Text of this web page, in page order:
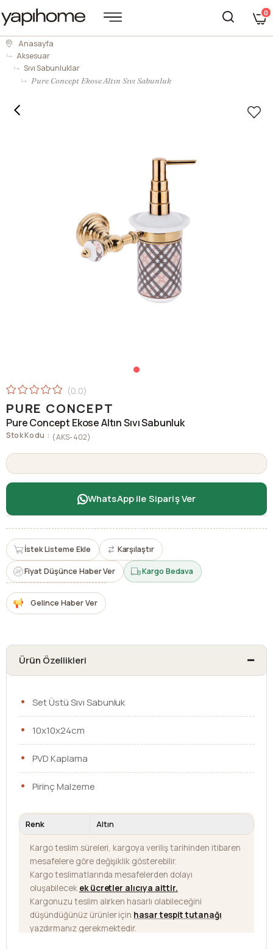
0
Anasayfa
Aksesuar
Sıvı Sabunluklar
Pure Concept Ekose Altın Sıvı Sabunluk
0.0
PURE CONCEPT
Pure Concept Ekose Altın Sıvı Sabunluk
Stok Kodu (AKS-402)
WhatsApp ile Sipariş Ver
İstek Listeme Ekle Karşılaştır
Fiyat Düşünce Haber Ver Kargo Bedava
Gelince Haber Ver
Ürün Özellikleri
Set Üstü Sıvı Sabunluk
10x10x24cm
PVD Kaplama
Pirinç Malzeme
Renk Altın
Kargo teslim süreleri, kargoya veriliş tarihinden itibaren
mesafelere göre değişiklik gösterebilir.
Kargo teslimatlarında mesafelerden dolayı
oluşabilecek ek ücretler alıcıya aittir.
Kargonuzu teslim alırken hasarlı olabileceğini
düşündüğünüz ürünler için hasar tespit tutanağı
yazdırmanız gerekmektedir.